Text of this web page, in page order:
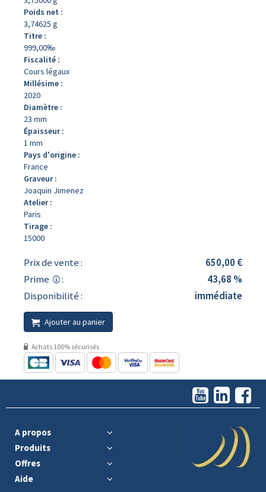
Poids net :
3,74625 g
Titre :
999,00‰
Fiscalité :
Cours légaux
Millésime :
2020
Diamètre :
23 mm
Épaisseur :
1 mm
Pays d'origine :
France
Graveur :
Joaquin Jimenez
Atelier :
Paris
Tirage :
15000
Prix de vente :
650,00 €
Prime
:
43,68 %
Disponibilité :
immédiate
Ajouter au panier
Achats 100% sécurisés
A propos
Produits
Offres
Aide